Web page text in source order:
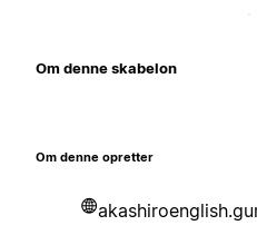
Om denne skabelon
Om denne opretter